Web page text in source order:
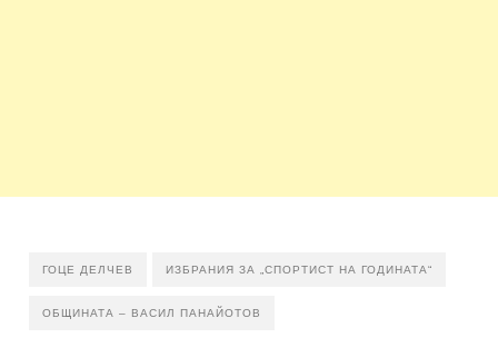
ГОЦЕ ДЕЛЧЕВ ИЗБРАНИЯ ЗА „СПОРТИСТ НА ГОДИНАТА“
ОБЩИНАТА – ВАСИЛ ПАНАЙОТОВ